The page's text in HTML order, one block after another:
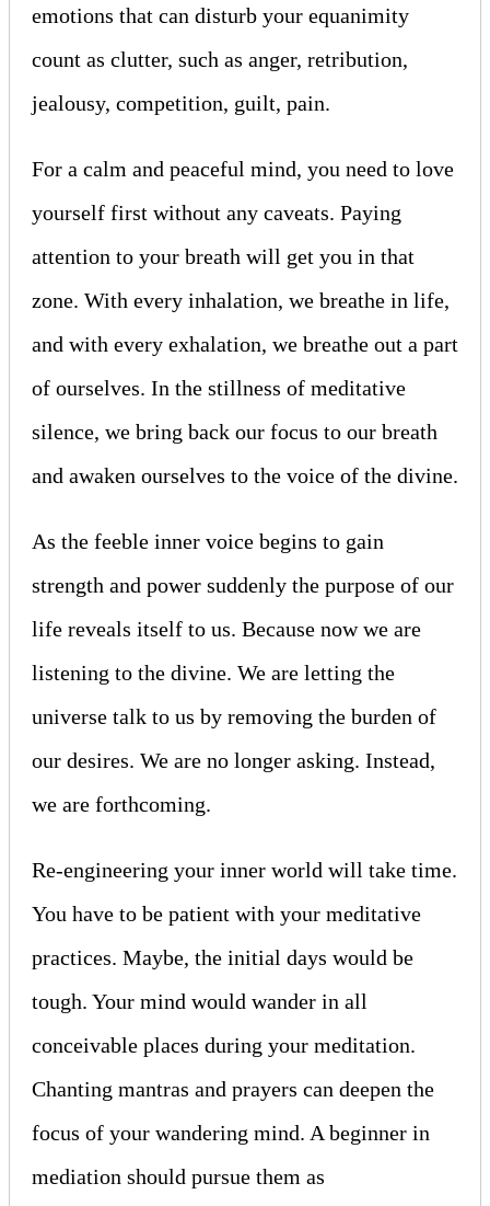
emotions that can disturb your equanimity
count as clutter, such as anger, retribution,
jealousy, competition, guilt, pain.
For a calm and peaceful mind, you need to love
yourself first without any caveats. Paying
attention to your breath will get you in that
zone. With every inhalation, we breathe in life,
and with every exhalation, we breathe out a part
of ourselves. In the stillness of meditative
silence, we bring back our focus to our breath
and awaken ourselves to the voice of the divine.
As the feeble inner voice begins to gain
strength and power suddenly the purpose of our
life reveals itself to us. Because now we are
listening to the divine. We are letting the
universe talk to us by removing the burden of
our desires. We are no longer asking. Instead,
we are forthcoming.
Re-engineering your inner world will take time.
You have to be patient with your meditative
practices. Maybe, the initial days would be
tough. Your mind would wander in all
conceivable places during your meditation.
Chanting mantras and prayers can deepen the
focus of your wandering mind. A beginner in
mediation should pursue them as